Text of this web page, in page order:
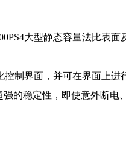
大型静态容量法比表面
制界面，并可在界面上进
的稳定性，即使意外断电